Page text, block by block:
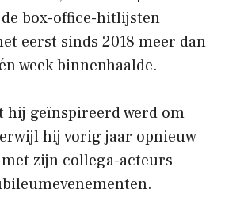
box-office-hitlijsten
eerst sinds 2018 meer dan
week binnenhaalde.
hij geïnspireerd werd om
hij vorig jaar opnieuw
zijn collega-acteurs